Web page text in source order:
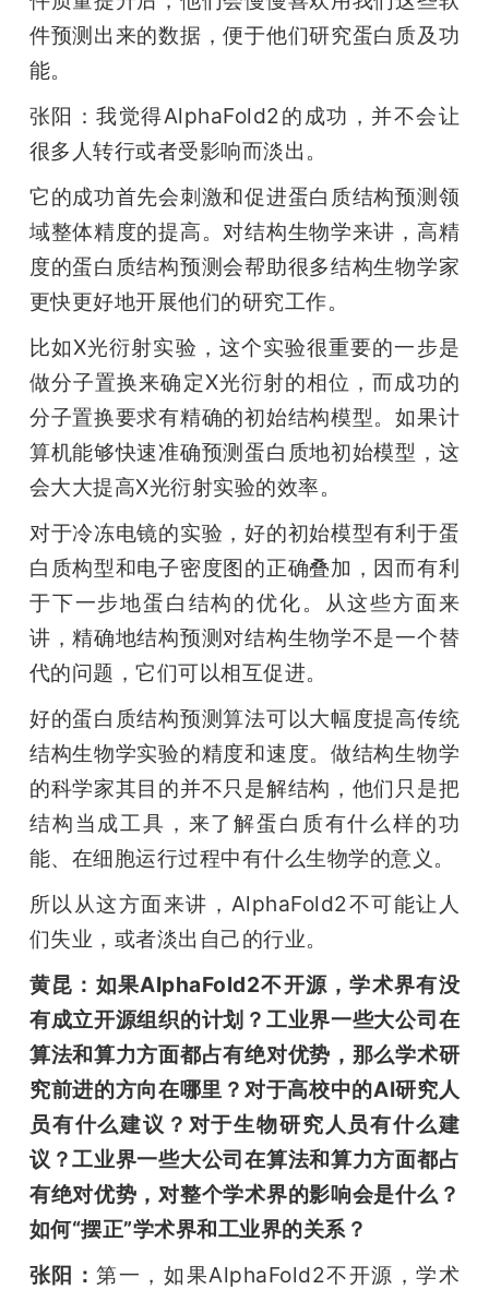
件预测出来的数据，便于他们研究蛋白质及功
能。
张阳：我觉得AlphaFold2的成功，并不会让
很多人转行或者受影响而淡出。
它的成功首先会刺激和促进蛋白质结构预测领
域整体精度的提高。对结构生物学来讲，高精
度的蛋白质结构预测会帮助很多结构生物学家
更快更好地开展他们的研究工作。
比如X光衍射实验，这个实验很重要的一步是
做分子置换来确定X光衍射的相位，而成功的
分子置换要求有精确的初始结构模型。如果计
算机能够快速准确预测蛋白质地初始模型，这
会大大提高X光衍射实验的效率。
对于冷冻电镜的实验，好的初始模型有利于蛋
白质构型和电子密度图的正确叠加，因而有利
于下一步地蛋白结构的优化。从这些方面来
讲，精确地结构预测对结构生物学不是一个替
代的问题，它们可以相互促进。
好的蛋白质结构预测算法可以大幅度提高传统
结构生物学实验的精度和速度。做结构生物学
的科学家其目的并不只是解结构，他们只是把
结构当成工具，来了解蛋白质有什么样的功
能、在细胞运行过程中有什么生物学的意义。
所以从这方面来讲，AlphaFold2不可能让人
们失业，或者淡出自己的行业。
黄昆：如果AlphaFold2不开源，学术界有没
有成立开源组织的计划？工业界一些大公司在
算法和算力方面都占有绝对优势，那么学术研
究前进的方向在哪里？对于高校中的AI研究人
员有什么建议？对于生物研究人员有什么建
议？工业界一些大公司在算法和算力方面都占
有绝对优势，对整个学术界的影响会是什么？
如何“摆正”学术界和工业界的关系？
张阳：第一，如果AlphaFold2不开源，学术